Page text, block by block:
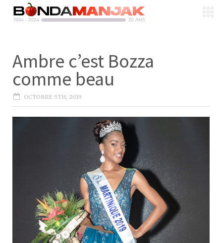
Ambre c’est Bozza
comme beau
OCTOBRE 5TH, 2019